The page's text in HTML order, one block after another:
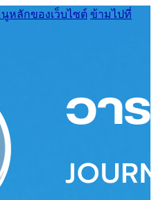
หลักของเว็บไซต์ ข้ามไปที่